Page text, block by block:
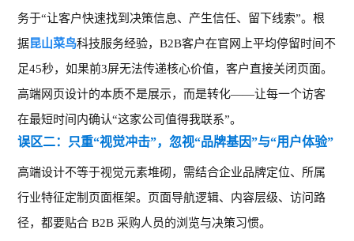
务于“让客户快速找到决策信息、产生信任、留下线索”。根
据昆山菜鸟科技服务经验，B2B客户在官网上平均停留时间不
足45秒，如果前3屏无法传递核心价值，客户直接关闭页面。
高端网页设计的本质不是展示，而是转化——让每一个访客
在最短时间内确认“这家公司值得我联系”。
误区二：只重“视觉冲击”，忽视“品牌基因”与“用户体验”
高端设计不等于视觉元素堆砌，需结合企业品牌定位、所属
行业特征定制页面框架。页面导航逻辑、内容层级、访问路
径，都要贴合 B2B 采购人员的浏览与决策习惯。